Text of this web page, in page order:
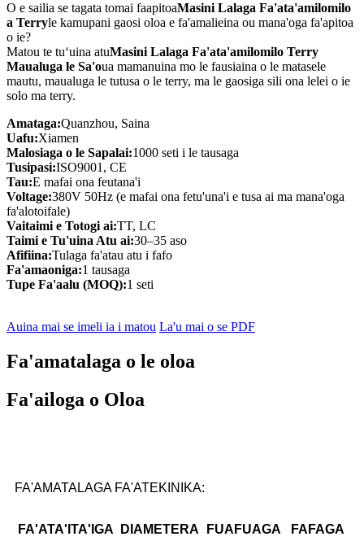
O e sailia se tagata tomai faapitoaMasini Lalaga Fa'ata'amilomilo
a Terryle kamupani gaosi oloa e fa'amalieina ou mana'oga fa'apitoa
o ie?
Matou te tuʻuina atuMasini Lalaga Fa'ata'amilomilo Terry
Maualuga le Sa'oua mamanuina mo le fausiaina o le matasele
mautu, maualuga le tutusa o le terry, ma le gaosiga sili ona lelei o ie
solo ma terry.
Amataga:Quanzhou, Saina
Uafu:Xiamen
Malosiaga o le Sapalai:1000 seti i le tausaga
Tusipasi:ISO9001, CE
Tau:E mafai ona feutana'i
Voltage:380V 50Hz (e mafai ona fetu'una'i e tusa ai ma mana'oga
fa'alotoifale)
Vaitaimi e Totogi ai:TT, LC
Taimi e Tu'uina Atu ai:30–35 aso
Afifiina:Tulaga fa'atau atu i fafo
Fa'amaoniga:1 tausaga
Tupe Fa'aalu (MOQ):1 seti
Auina mai se imeli ia i matou La'u mai o se PDF
Fa'amatalaga o le oloa
Fa'ailoga o Oloa
FA'AMATALAGA FA'ATEKINIKA:
FA'ATA'ITA'IGA DIAMETERA FUAFUAGA FAFAGA